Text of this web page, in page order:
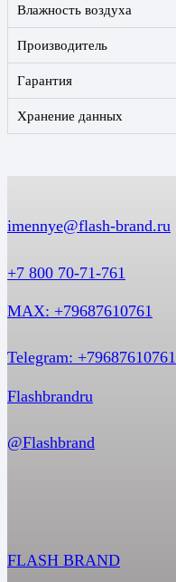
Влажность воздуха
Производитель
Гарантия
Хранение данных
imennye@flash-brand.ru
+7 800 70-71-761
MAX: +79687610761
Telegram: +79687610761
Flashbrandru
@Flashbrand
FLASH BRAND